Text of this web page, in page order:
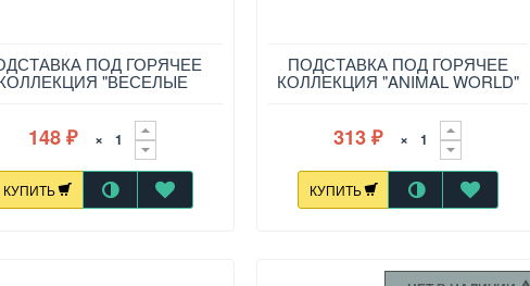
ПОД ГОРЯЧЕЕ
"ВЕСЕЛЫЕ
ДИАМЕТР=10,3 СМ,
148 ₽ ×
КУПИТЬ
ПОДСТАВКА ПОД ГОРЯЧЕЕ
КОЛЛЕКЦИЯ "ANIMAL WORLD"
15*19 СМ, 229-701
313₽ ×
КУПИТЬ